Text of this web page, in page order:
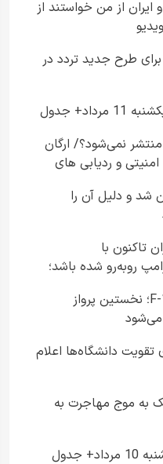
ایران از من خواستند از
طرح جدید تردد در
جدول
نمی‌شود؟/ ارگان
و ردیابی های
به ایران شد و دلیل آن را
تاکنون با
روبه‌رو شده باشد؛
جنگنده نسل ششم آمریکا F-۴۷؛ نخستین پرواز
دانشگاه‌ها اعلام
به موج مهاجرت به